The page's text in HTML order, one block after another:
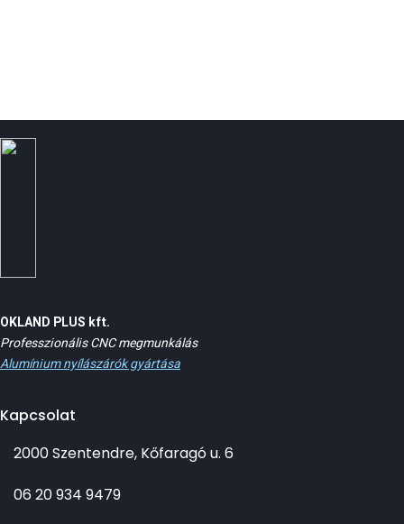
OKLAND PLUS kft.
Professzionális CNC megmunkálás
Alumínium nyílászárók gyártása
Kapcsolat
2000 Szentendre, Kőfaragó u. 6
06 20 934 9479